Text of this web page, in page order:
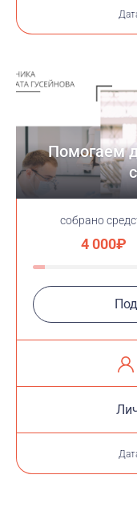
Помогаем
cобрано
4 000₽